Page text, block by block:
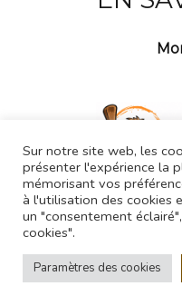
Copyright
Sur notre site web, les
présenter l'expérience la
mémorisant vos
à l'utilisation des cookies
un "consentement
cookies".
Paramètres des cookies